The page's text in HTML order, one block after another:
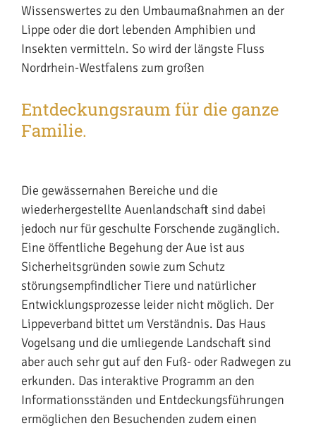
Wissenswertes zu den Umbaumaßnahmen an der
Lippe oder die dort lebenden Amphibien und
Insekten vermitteln. So wird der längste Fluss
Nordrhein-Westfalens zum großen
Entdeckungsraum für die ganze
Familie.
Die gewässernahen Bereiche und die
wiederhergestellte Auenlandschaft sind dabei
jedoch nur für geschulte Forschende zugänglich.
Eine öffentliche Begehung der Aue ist aus
Sicherheitsgründen sowie zum Schutz
störungsempfindlicher Tiere und natürlicher
Entwicklungsprozesse leider nicht möglich. Der
Lippeverband bittet um Verständnis. Das Haus
Vogelsang und die umliegende Landschaft sind
aber auch sehr gut auf den Fuß- oder Radwegen zu
erkunden. Das interaktive Programm an den
Informationsständen und Entdeckungsführungen
ermöglichen den Besuchenden zudem einen